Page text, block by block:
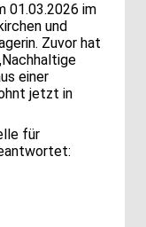
01.03.2026 im
und
Zuvor hat
einer
jetzt in
für